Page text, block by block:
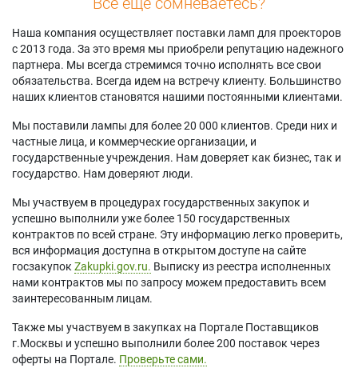
Наша компания осуществляет поставки ламп для проекторов
с 2013 года. За это время мы приобрели репутацию надежного
партнера. Мы всегда стремимся точно исполнять все свои
обязательства. Всегда идем на встречу клиенту. Большинство
наших клиентов становятся нашими постоянными клиентами.
Мы поставили лампы для более 20 000 клиентов. Среди них и
частные лица, и коммерческие организации, и
государственные учреждения. Нам доверяет как бизнес, так и
государство. Нам доверяют люди.
Мы участвуем в процедурах государственных закупок и
успешно выполнили уже более 150 государственных
контрактов по всей стране. Эту информацию легко проверить,
вся информация доступна в открытом доступе на сайте
госзакупок Zakupki.gov.ru. Выписку из реестра исполненных
нами контрактов мы по запросу можем предоставить всем
заинтересованным лицам.
Также мы участвуем в закупках на Портале Поставщиков
г.Москвы и успешно выполнили более 200 поставок через
оферты на Портале. Проверьте сами.